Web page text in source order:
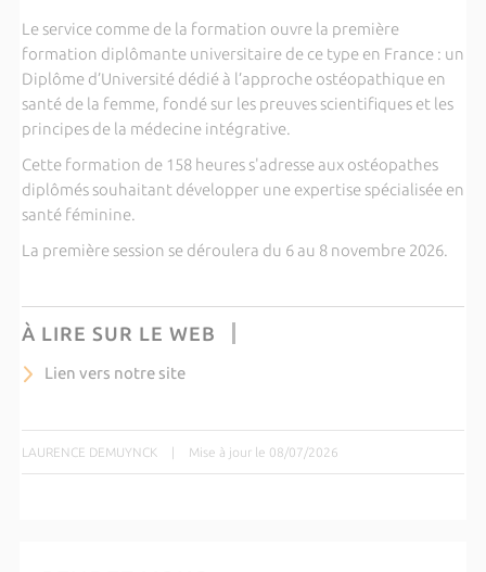
Le service comme de la formation ouvre la première
formation diplômante universitaire de ce type en France : un
Diplôme d’Université dédié à l’approche ostéopathique en
santé de la femme, fondé sur les preuves scientifiques et les
principes de la médecine intégrative.
Cette formation de 158 heures s'adresse aux ostéopathes
diplômés souhaitant développer une expertise spécialisée en
santé féminine.
La première session se déroulera du 6 au 8 novembre 2026.
À LIRE SUR LE WEB
Lien vers notre site
LAURENCE DEMUYNCK | Mise à jour le 08/07/2026